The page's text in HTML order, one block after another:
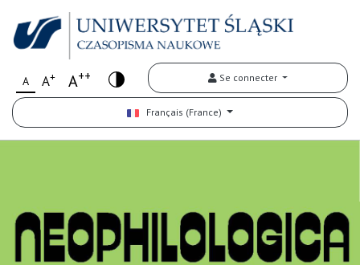
A A+ A++ Se connecter
Français (France)